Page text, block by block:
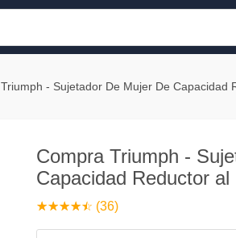
Triumph - Sujetador De Mujer De Capacidad
Compra Triumph -
Capacidad Reductor
☆☆☆☆☆
★★★★★ (36)